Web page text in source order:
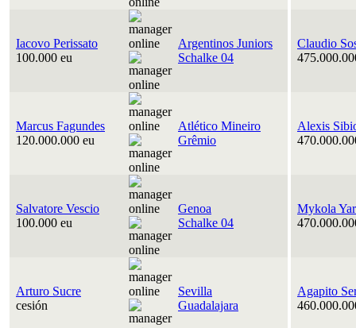
Iacovo Perissato
100.000 eu
Argentinos Juniors
Schalke 04
Claudio
Marcus Fagundes
120.000.000 eu
Atlético Mineiro
Grêmio
Alexis
Salvatore Vescio
100.000 eu
Genoa
Schalke 04
Mykola
Arturo Sucre
cesión
Sevilla
Guadalajara
Agapito